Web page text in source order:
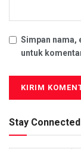
Simpan nama,
untuk
Stay